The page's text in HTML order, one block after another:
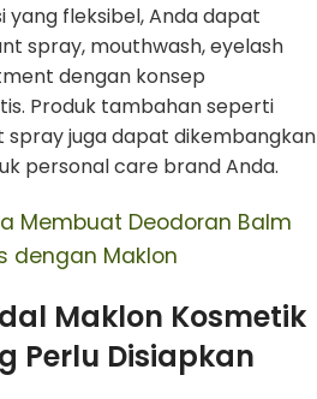
yang fleksibel, Anda dapat
spray, mouthwash, eyelash
dengan konsep
Produk tambahan seperti
juga dapat dikembangkan
personal care brand Anda.
Membuat Deodoran Balm
dengan Maklon
Maklon Kosmetik
Perlu Disiapkan